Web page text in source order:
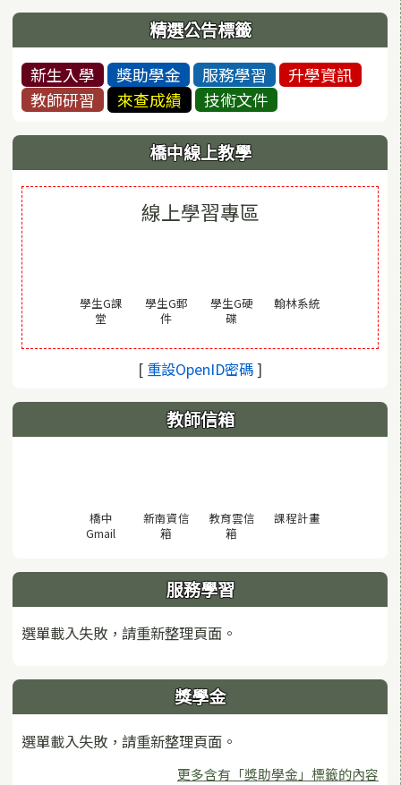
精選公告標籤
新生入學 獎助學金 服務學習
升學資訊
教師研習
來查成績 技術文件
橋中線上教學
線上學習專區
學生G課
堂
學生G郵
件(另開視窗)
學生G硬
碟(另開視窗)
翰林系統(另開視窗)
[ 重設OpenID密碼(另開視窗)
]
教師信箱
橋中
Gmail (另開視窗)
新南資信
箱
教育雲信
箱
課程計畫(另開視窗)
服務學習
選單載入失敗，請重新整理頁面。
獎學金
選單載入失敗，請重新整理頁面。
更多含有「獎助學金」標籤的內容